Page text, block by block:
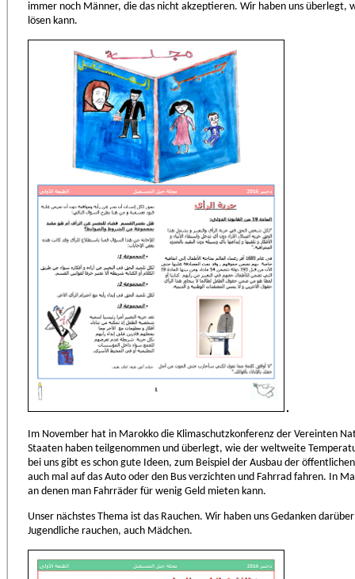
immer noch Männer, die das nicht akzeptieren. Wir haben uns überlegt,
lösen kann.
Im November hat in Marokko die Klimaschutzkonferenz der Vereinten
Staaten haben teilgenommen und überlegt, wie der weltweite
bei uns gibt es schon gute Ideen, zum Beispiel der Ausbau der
auch mal auf das Auto oder den Bus verzichten und Fahrrad fahren. In
an denen man Fahrräder für wenig Geld mieten kann.
Unser nächstes Thema ist das Rauchen. Wir haben uns Gedanken
Jugendliche rauchen, auch Mädchen.